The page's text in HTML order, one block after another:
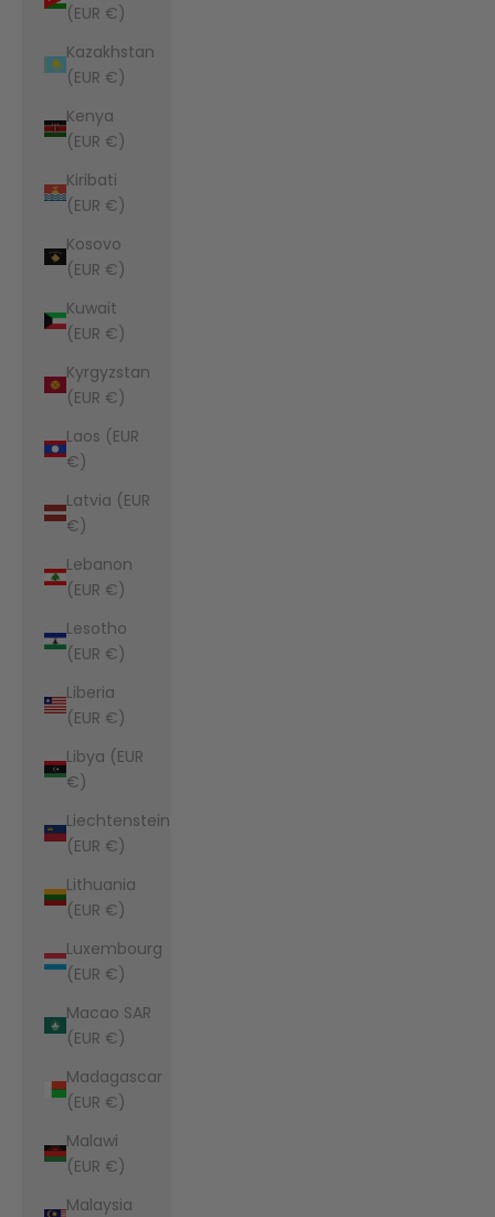
(EUR €)
Kazakhstan
(EUR €)
Kenya
(EUR €)
Kiribati
(EUR €)
Kosovo
(EUR €)
Kuwait
(EUR €)
Kyrgyzstan
(EUR €)
Laos (EUR
€)
Latvia (EUR
€)
Lebanon
(EUR €)
Lesotho
(EUR €)
Liberia
(EUR €)
Libya (EUR
€)
Liechtenstein
(EUR €)
Lithuania
(EUR €)
Luxembourg
(EUR €)
Macao SAR
(EUR €)
Madagascar
(EUR €)
Malawi
(EUR €)
Malaysia